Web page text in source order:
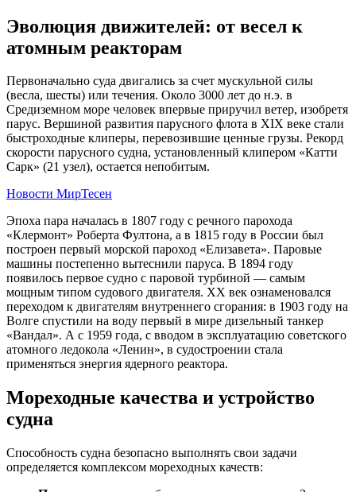
Эволюция движителей: от весел к
атомным реакторам
Первоначально суда двигались за счет мускульной силы
(весла, шесты) или течения. Около 3000 лет до н.э. в
Средиземном море человек впервые приручил ветер, изобретя
парус. Вершиной развития парусного флота в XIX веке стали
быстроходные клиперы, перевозившие ценные грузы. Рекорд
скорости парусного судна, установленный клипером «Катти
Сарк» (21 узел), остается непобитым.
Новости МирТесен
Эпоха пара началась в 1807 году с речного парохода
«Клермонт» Роберта Фултона, а в 1815 году в России был
построен первый морской пароход «Елизавета». Паровые
машины постепенно вытеснили паруса. В 1894 году
появилось первое судно с паровой турбиной — самым
мощным типом судового двигателя. XX век ознаменовался
переходом к двигателям внутреннего сгорания: в 1903 году на
Волге спустили на воду первый в мире дизельный танкер
«Вандал». А с 1959 года, с вводом в эксплуатацию советского
атомного ледокола «Ленин», в судостроении стала
применяться энергия ядерного реактора.
Мореходные качества и устройство
судна
Способность судна безопасно выполнять свои задачи
определяется комплексом мореходных качеств: